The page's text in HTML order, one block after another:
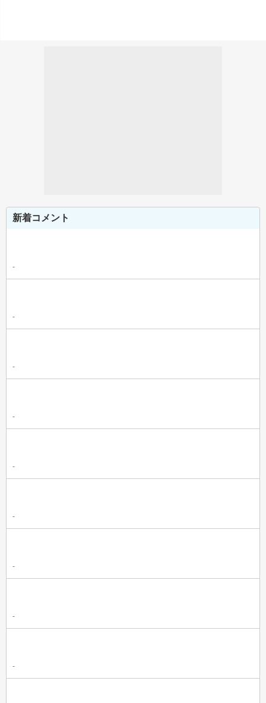
新着コメント
-
-
-
-
-
-
-
-
-